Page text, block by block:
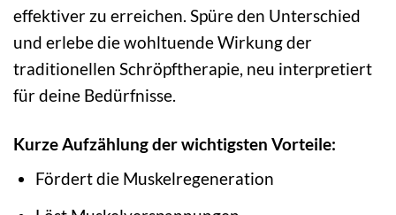
effektiver zu erreichen. Spüre den Unterschied
und erlebe die wohltuende Wirkung der
traditionellen Schröpftherapie, neu interpretiert
für deine Bedürfnisse.
Kurze Aufzählung der wichtigsten Vorteile:
Fördert die Muskelregeneration